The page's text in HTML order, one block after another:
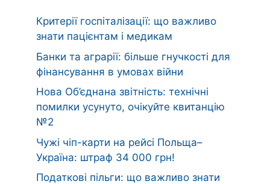
Критерії госпіталізації: що важливо
знати пацієнтам і медикам
Банки та аграрії: більше гнучкості для
фінансування в умовах війни
Нова Об’єднана звітність: технічні
помилки усунуто, очікуйте квитанцію
№2
Чужі чіп-карти на рейсі Польща–
Україна: штраф 34 000 грн!
Податкові пільги: що важливо знати